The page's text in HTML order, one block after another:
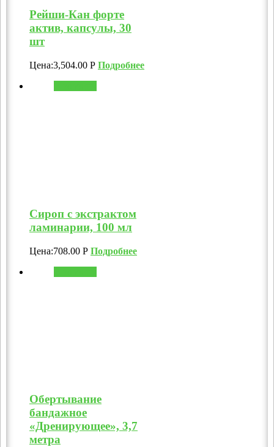
Рейши-Кан форте
актив, капсулы, 30
шт
Цена:3,504.00 Р Подробнее
Сироп с экстрактом
ламинарии, 100 мл
Цена:708.00 Р Подробнее
Обертывание
бандажное
«Дренирующее», 3,7
метра